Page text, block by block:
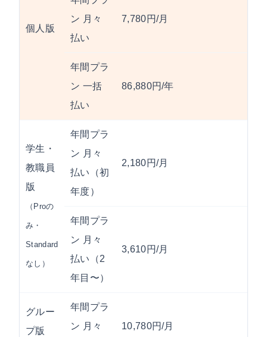
個人版
ン 月々
払い
7,780円/月
年間プラ
ン 一括
払い
86,880円/年
学生・
教職員
版
（Proの
み・
Standard
なし）
年間プラ
ン 月々
払い（初
年度）
2,180円/月
年間プラ
ン 月々
払い（2
年目〜）
3,610円/月
グルー
プ版
年間プラ
ン 月々
10,780円/月